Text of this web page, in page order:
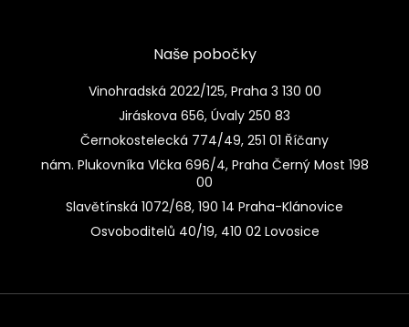
Naše pobočky
Vinohradská 2022/125, Praha 3 130 00
Jiráskova 656, Úvaly 250 83
Černokostelecká 774/49, 251 01 Říčany
nám. Plukovníka Vlčka 696/4, Praha Černý Most 198
00
Slavětínská 1072/68, 190 14 Praha-Klánovice
Osvoboditelů 40/19, 410 02 Lovosice